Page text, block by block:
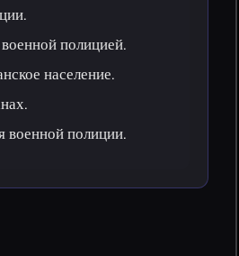
полицией.
население.
военной полиции.